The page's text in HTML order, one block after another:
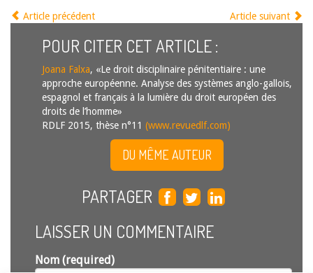
Article précédent Article suivant
POUR CITER CET ARTICLE :
Joana Falxa, «Le droit disciplinaire pénitentiaire : une
approche européenne. Analyse des systèmes anglo-gallois,
espagnol et français à la lumière du droit européen des
droits de l’homme»
RDLF 2015, thèse n°11 (www.revuedlf.com)
DU MÊME AUTEUR
PARTAGER
LAISSER UN COMMENTAIRE
Nom (required)